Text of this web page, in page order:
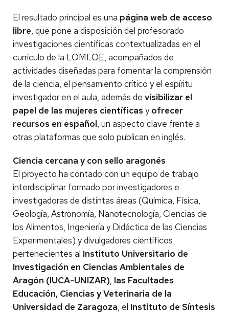
El resultado principal es una página web de acceso
libre, que pone a disposición del profesorado
investigaciones científicas contextualizadas en el
currículo de la LOMLOE, acompañados de
actividades diseñadas para fomentar la comprensión
de la ciencia, el pensamiento crítico y el espíritu
investigador en el aula, además de visibilizar el
papel de las mujeres científicas yofrecer
recursos en español, un aspecto clave frente a
otras plataformas que solo publican en inglés.
Ciencia cercana y con sello aragonés
El proyecto ha contado con un equipo de trabajo
interdisciplinar formado por investigadores e
investigadoras de distintas áreas (Química, Física,
Geología, Astronomía, Nanotecnología, Ciencias de
los Alimentos, Ingeniería y Didáctica de las Ciencias
Experimentales) y divulgadores científicos
pertenecientes al Instituto Universitario de
Investigación en Ciencias Ambientales de
Aragón (IUCA-UNIZAR), las Facultades
Educación, Ciencias y Veterinaria de la
Universidad de Zaragoza, el Instituto de Síntesis